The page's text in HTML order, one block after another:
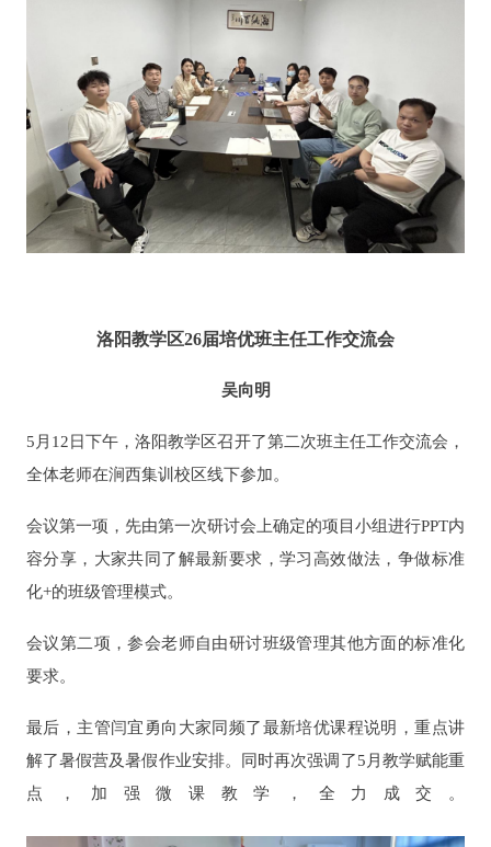
洛阳教学区26届培优班主任工作交流会
吴向明
5月12日下午，洛阳教学区召开了第二次班主任工作交流会，
全体老师在涧西集训校区线下参加。
会议第一项，先由第一次研讨会上确定的项目小组进行PPT内
容分享，大家共同了解最新要求，学习高效做法，争做标准
化+的班级管理模式。
会议第二项，参会老师自由研讨班级管理其他方面的标准化
要求。
最后，主管闫宜勇向大家同频了最新培优课程说明，重点讲
解了暑假营及暑假作业安排。同时再次强调了5月教学赋能重
点，加强微课教学，全力成交。